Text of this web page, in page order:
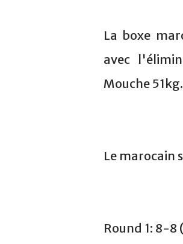
La boxe
avec
Mouche 51kg.
Le marocain
Round 1: 8-8